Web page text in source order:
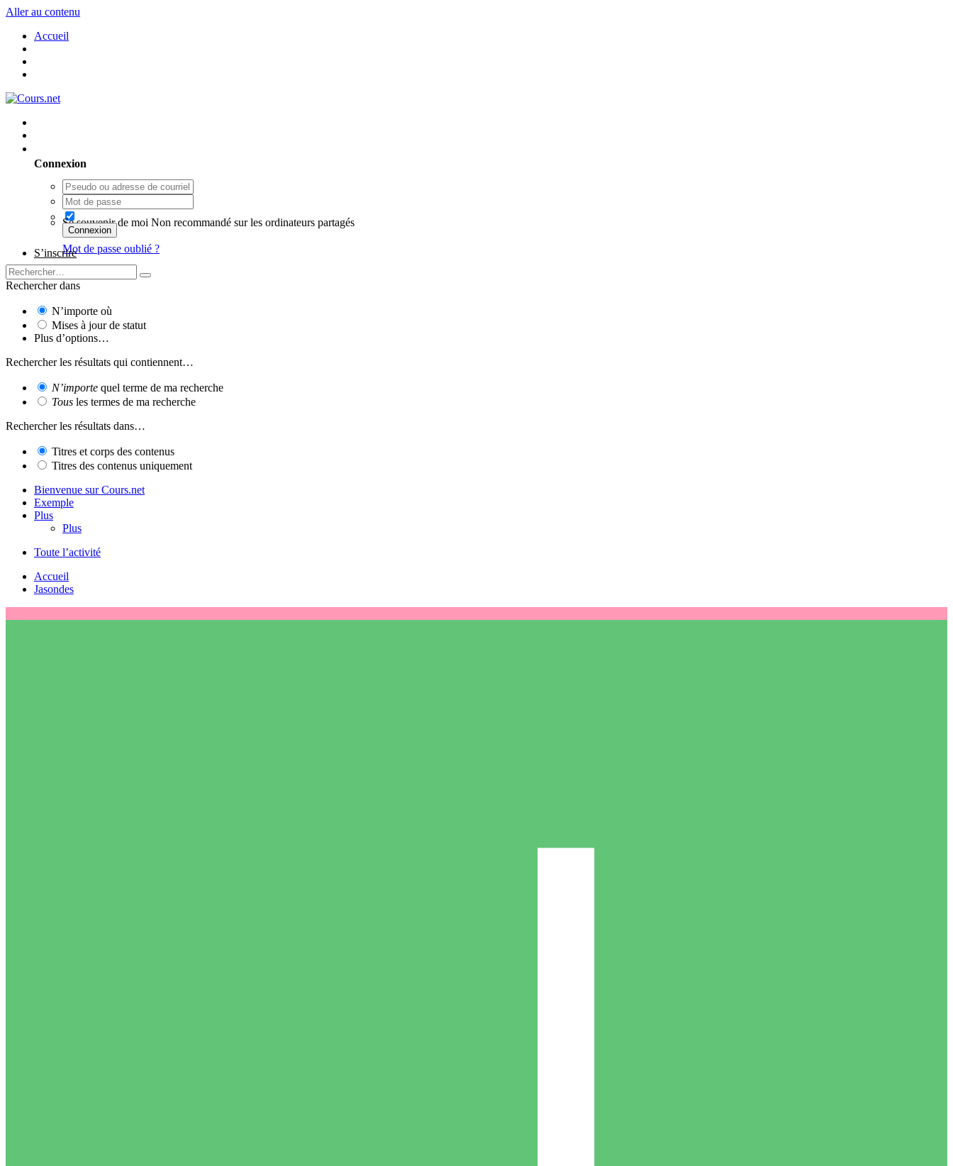
Aller au contenu
Accueil
Connexion
Se souvenir de moi Non recommandé sur les ordinateurs partagés
Connexion
Mot de passe oublié ?
S’inscrire
Rechercher dans
N’importe où
Mises à jour de statut
Plus d’options…
Rechercher les résultats qui contiennent…
N’importe quel terme de ma recherche
Tous les termes de ma recherche
Rechercher les résultats dans…
Titres et corps des contenus
Titres des contenus uniquement
Bienvenue sur Cours.net
Exemple
Plus
Plus
Toute l’activité
Accueil
Jasondes